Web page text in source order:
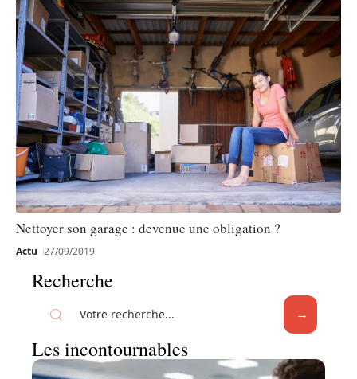
Nettoyer son garage : devenue une obligation ?
Actu 27/09/2019
Recherche
Les incontournables